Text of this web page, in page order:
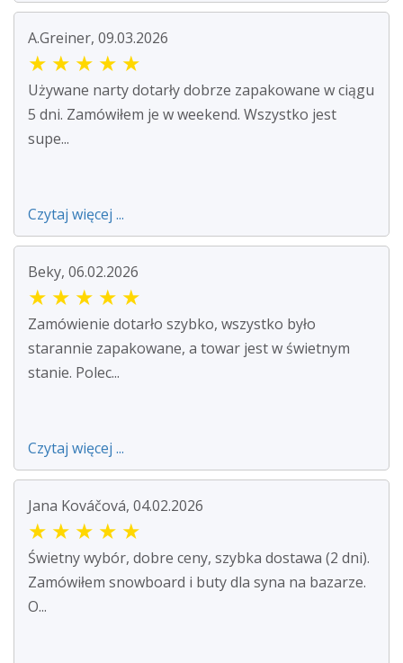
A.Greiner, 09.03.2026
★ ★ ★ ★ ★
Używane narty dotarły dobrze zapakowane w ciągu
5 dni. Zamówiłem je w weekend. Wszystko jest
supe...
Czytaj więcej ...
Beky, 06.02.2026
★ ★ ★ ★ ★
Zamówienie dotarło szybko, wszystko było
starannie zapakowane, a towar jest w świetnym
stanie. Polec...
Czytaj więcej ...
Jana Kováčová, 04.02.2026
★ ★ ★ ★ ★
Świetny wybór, dobre ceny, szybka dostawa (2 dni).
Zamówiłem snowboard i buty dla syna na bazarze.
O...